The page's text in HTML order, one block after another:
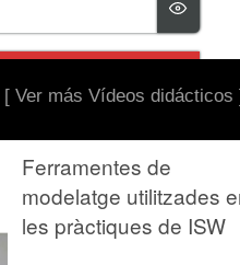
[ Ver más Vídeos didácticos
Ferramentes de
modelatge utilitzades
les pràctiques de ISW